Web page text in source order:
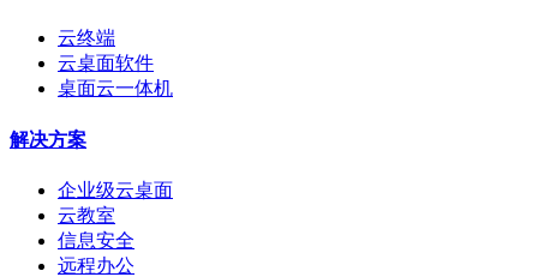
云终端
云桌面软件
桌面云一体机
解决方案
企业级云桌面
云教室
信息安全
远程办公